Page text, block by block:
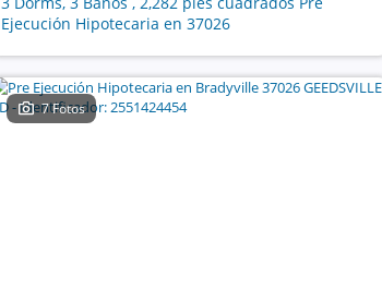
Ejecución Hipotecaria en 37026
7 Fotos